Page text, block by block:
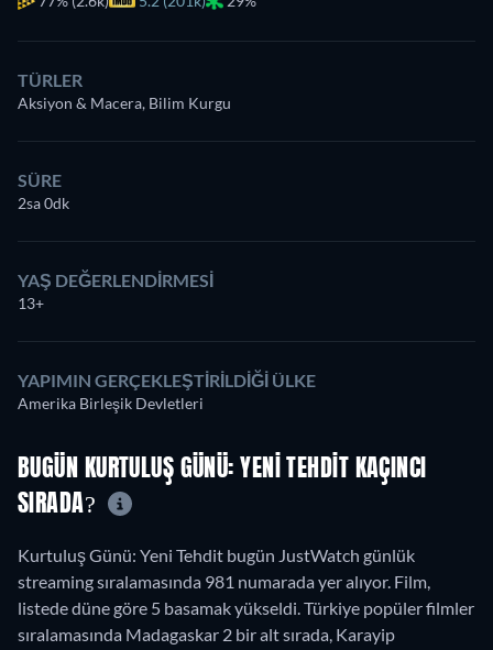
TÜRLER
Aksiyon & Macera, Bilim Kurgu
SÜRE
2sa 0dk
YAŞ DEĞERLENDIRMESI
13+
YAPIMIN GERÇEKLEŞTIRILDIĞI ÜLKE
Amerika Birleşik Devletleri
BUGÜN KURTULUŞ GÜNÜ: YENI TEHDIT KAÇINCI
SIRADA?
Kurtuluş Günü: Yeni Tehdit bugün JustWatch günlük
streaming sıralamasında 981 numarada yer alıyor. Film,
listede düne göre 5 basamak yükseldi. Türkiye popüler filmler
sıralamasında Madagaskar 2 bir alt sırada, Karayip